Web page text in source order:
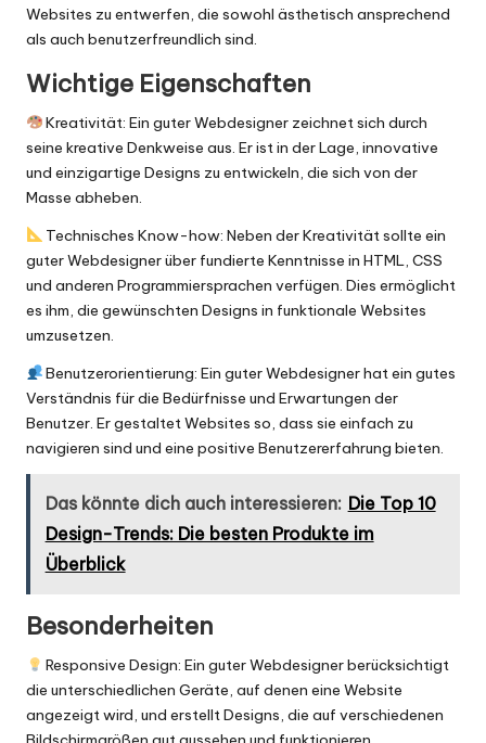
Websites zu entwerfen, die sowohl ästhetisch ansprechend
als auch benutzerfreundlich sind.
Wichtige Eigenschaften
Kreativität: Ein guter Webdesigner zeichnet sich durch
seine kreative Denkweise aus. Er ist in der Lage, innovative
und einzigartige Designs zu entwickeln, die sich von der
Masse abheben.
Technisches Know-how: Neben der Kreativität sollte ein
guter Webdesigner über fundierte Kenntnisse in HTML, CSS
und anderen Programmiersprachen verfügen. Dies ermöglicht
es ihm, die gewünschten Designs in funktionale Websites
umzusetzen.
Benutzerorientierung: Ein guter Webdesigner hat ein gutes
Verständnis für die Bedürfnisse und Erwartungen der
Benutzer. Er gestaltet Websites so, dass sie einfach zu
navigieren sind und eine positive Benutzererfahrung bieten.
Das könnte dich auch interessieren: Die Top 10
Design-Trends: Die besten Produkte im
Überblick
Besonderheiten
Responsive Design: Ein guter Webdesigner berücksichtigt
die unterschiedlichen Geräte, auf denen eine Website
angezeigt wird, und erstellt Designs, die auf verschiedenen